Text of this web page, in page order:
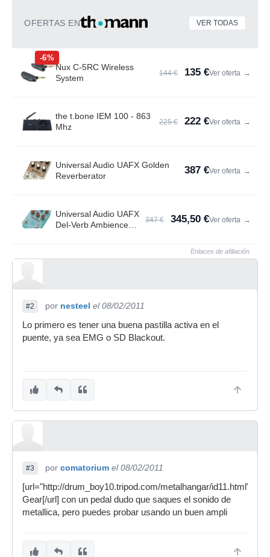
OFERTAS EN VER TODAS
-6%
Nux C-5RC Wireless
System
144 € 135 €Ver oferta →
the t.bone IEM 100 - 863
Mhz
225 € 222 €Ver oferta →
Universal Audio UAFX Golden
Reverberator
387 €Ver oferta →
Universal Audio UAFX
Del-Verb Ambience
347 € 345,50 €Ver oferta →
Enlaces de afiliación
#2 por nesteel el 08/02/2011
Lo primero es tener una buena pastilla activa en el
puente, ya sea EMG o SD Blackout.
#3 por comatorium el 08/02/2011
[url="http://drum_boy10.tripod.com/metalhangar/
Gear[/url] con un pedal dudo que saques el sonido de
metallica, pero puedes probar usando un buen ampli